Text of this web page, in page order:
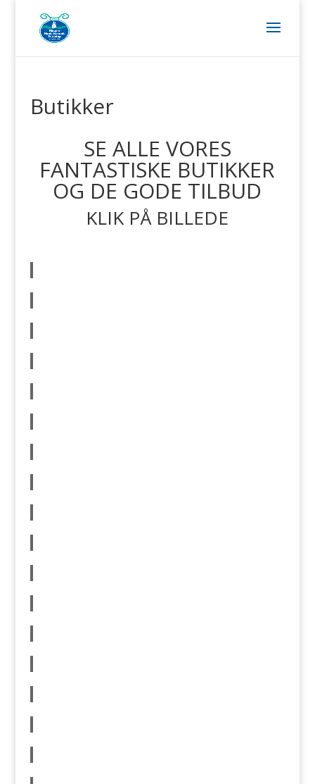
Butikker
SE ALLE VORES
FANTASTISKE BUTIKKER
OG DE GODE TILBUD
KLIK PÅ BILLEDE